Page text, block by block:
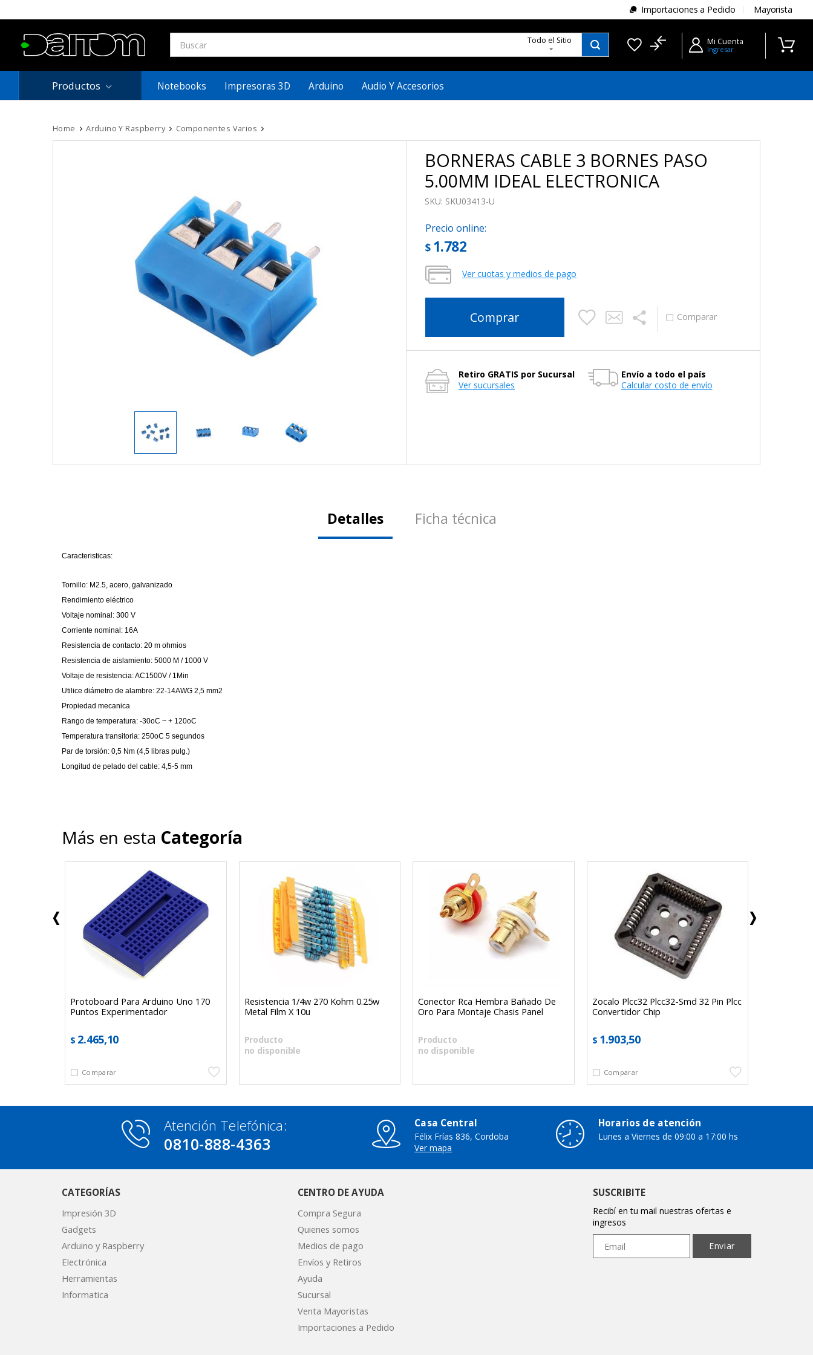
Importaciones a Pedido Mayorista
Todo el Sitio Mi Cuenta
Ingresar
Productos Notebooks Impresoras 3D Arduino Audio Y Accesorios
Home Arduino Y Raspberry Componentes Varios
BORNERAS CABLE 3 BORNES PASO
5.00MM IDEAL ELECTRONICA
SKU: SKU03413-U
Precio online:
$ 1.782
Ver cuotas y medios de pago
Comprar
Retiro GRATIS por Sucursal
Ver sucursales
Envío a todo el país
Calcular costo de envío
Detalles Ficha técnica
Caracteristicas:
Tornillo: M2.5, acero, galvanizado
Rendimiento eléctrico
Voltaje nominal: 300 V
Corriente nominal: 16A
Resistencia de contacto: 20 m ohmios
Resistencia de aislamiento: 5000 M / 1000 V
Voltaje de resistencia: AC1500V / 1Min
Utilice diámetro de alambre: 22-14AWG 2,5 mm2
Propiedad mecanica
Rango de temperatura: -30oC ~ + 120oC
Temperatura transitoria: 250oC 5 segundos
Par de torsión: 0,5 Nm (4,5 libras pulg.)
Longitud de pelado del cable: 4,5-5 mm
Más en esta Categoría
Protoboard Para Arduino Uno 170
Puntos Experimentador
$ 2.465,10
Resistencia 1/4w 270 Kohm 0.25w
Metal Film X 10u
Producto
no disponible
Conector Rca Hembra Bañado De
Oro Para Montaje Chasis Panel
Producto
no disponible
Zocalo Plcc32 Plcc32-Smd 32 Pin Plcc
Convertidor Chip
$ 1.903,50
Atención Telefónica:
0810-888-4363
Casa Central
Félix Frías 836, Cordoba
Ver mapa
Horarios de atención
Lunes a Viernes de 09:00 a 17:00 hs
CATEGORÍAS
Impresión 3D
Gadgets
Arduino y Raspberry
Electrónica
Herramientas
Informatica
CENTRO DE AYUDA
Compra Segura
Quienes somos
Medios de pago
Envíos y Retiros
Ayuda
Sucursal
Venta Mayoristas
Importaciones a Pedido
SUSCRIBITE
Recibí en tu mail nuestras ofertas e
ingresos